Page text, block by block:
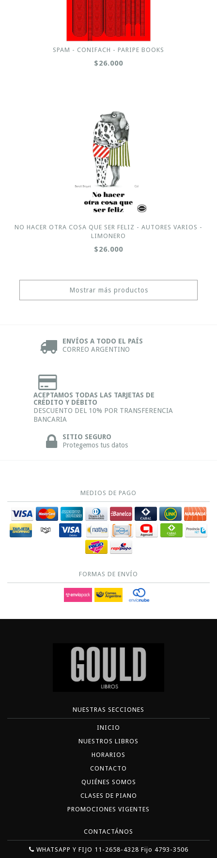
SPAM - CONIFACH - PARIPE BOOKS
$26.000
NO HACER OTRA COSA QUE SER FELIZ - AUTORES VARIOS -
LIMONERO
$26.000
Mostrar más productos
ENVÍOS A TODO EL PAÍS
CORREO ARGENTINO
ACEPTAMOS TODAS LAS TARJETAS DE
CRÉDITO Y DÉBITO
DESCUENTO DEL 10% POR TRANSFERENCIA
BANCARIA
SITIO SEGURO
Protegemos tus datos
MEDIOS DE PAGO
FORMAS DE ENVÍO
NUESTRAS SECCIONES
INICIO
NUESTROS LIBROS
HORARIOS
CONTACTO
QUIÉNES SOMOS
CLASES DE PIANO
PROMOCIONES VIGENTES
CONTACTÁNOS
WHATSAPP Y FIJO 11-2658-4328 Fijo 4793-3506